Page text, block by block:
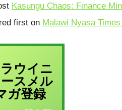
Kasungu Chaos: Finance
first on Malawi Nyasa
ウイニ
ス メル
ガ登録